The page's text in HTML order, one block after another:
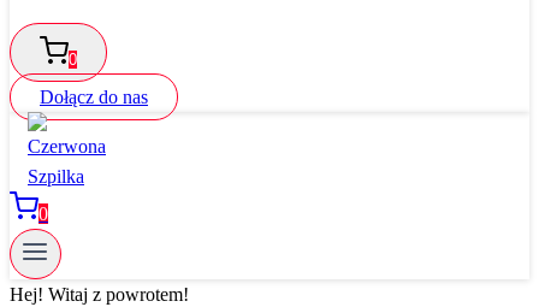
0
Dołącz do nas
0
Hej! Witaj z powrotem!